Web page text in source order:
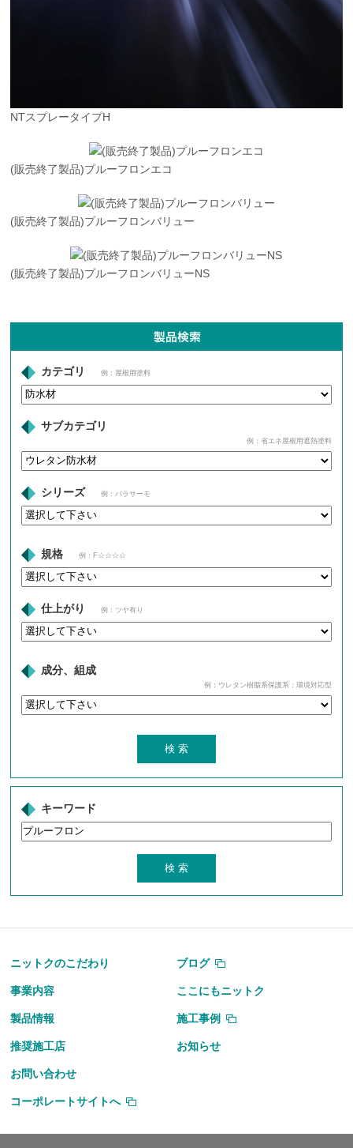
NTスプレータイプH
(販売終了製品)プルーフロンエコ
(販売終了製品)プルーフロンバリュー
(販売終了製品)プルーフロンバリューNS
カテゴリ 例：屋根用塗料
サブカテゴリ
例：省エネ屋根用遮熱塗料
シリーズ 例：パラサーモ
規格 例：F☆☆☆☆
仕上がり 例：ツヤ有り
成分、組成
例：ウレタン樹脂系保護系：環境対応型
キーワード
ニットクのこだわり ブログ
事業内容 ここにもニットク
製品情報 施工事例
推奨施工店 お知らせ
お問い合わせ
コーポレートサイトへ